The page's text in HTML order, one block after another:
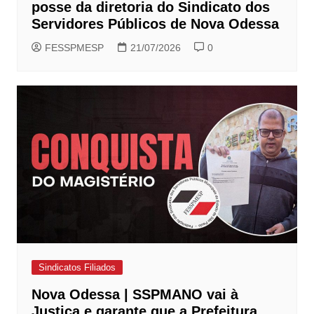
posse da diretoria do Sindicato dos
Servidores Públicos de Nova Odessa
FESSPMESP 21/07/2026 0
Sindicatos Filiados
Nova Odessa | SSPMANO vai à